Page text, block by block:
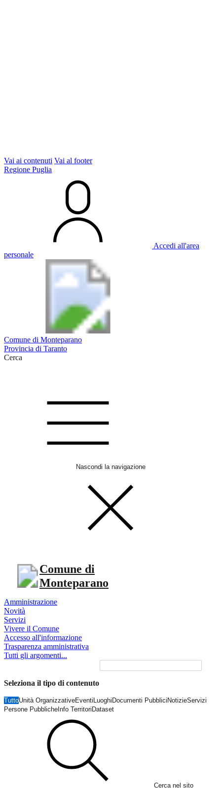
Vai ai contenuti Vai al footer
Regione Puglia
Accedi all'area
personale
Comune di Monteparano
Provincia di Taranto
Cerca
Nascondi la navigazione
Comune di
Monteparano
Amministrazione
Novità
Servizi
Vivere il Comune
Accesso all'informazione
Trasparenza amministrativa
Tutti gli argomenti...
Seleziona il tipo di contenuto
TuttoUnità OrganizzativeEventi Luoghi Documenti Pubblici NotizieServizi
Persone Pubbliche Info Territori Dataset
Cerca nel sito